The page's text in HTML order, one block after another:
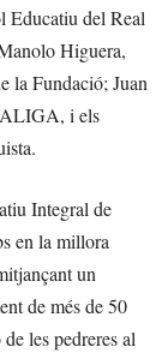
Educatiu del Real
Higuera,
la Fundació; Juan
i els
Integral de
en la millora
un
de més de 50
les pedreres al